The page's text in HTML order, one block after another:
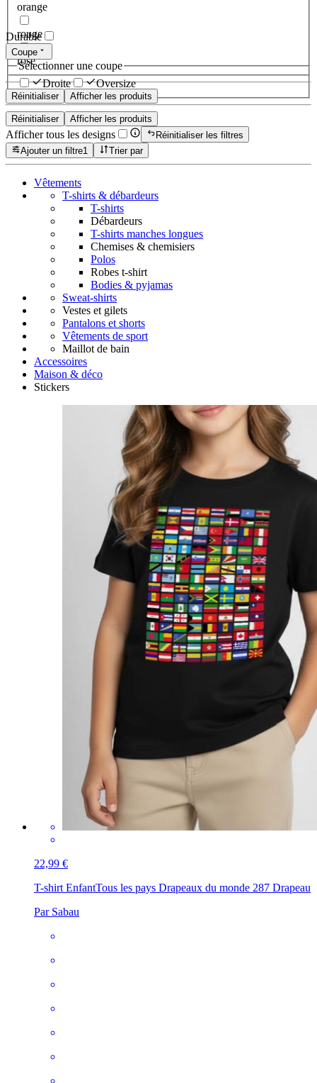
orange
rouge
rose
Réinitialiser Afficher les produits
Durable
Coupe
Sélectionner une coupe
Droite
Oversize
Réinitialiser Afficher les produits
Afficher tous les designs
Réinitialiser les filtres
Ajouter un filtre1 Trier par
Vêtements
T-shirts & débardeurs
T-shirts
Débardeurs
T-shirts manches longues
Chemises & chemisiers
Polos
Robes t-shirt
Bodies & pyjamas
Sweat-shirts
Vestes et gilets
Pantalons et shorts
Vêtements de sport
Maillot de bain
Accessoires
Maison & déco
Stickers
22,99 €
T-shirt EnfantTous les pays Drapeaux du monde 287 Drapeau
Par Sabau